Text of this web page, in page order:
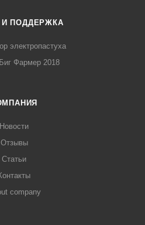
И ПОДДЕРЖКА
электропастуха
Фармер 2018
Новости
Отзывы
Статьи
company